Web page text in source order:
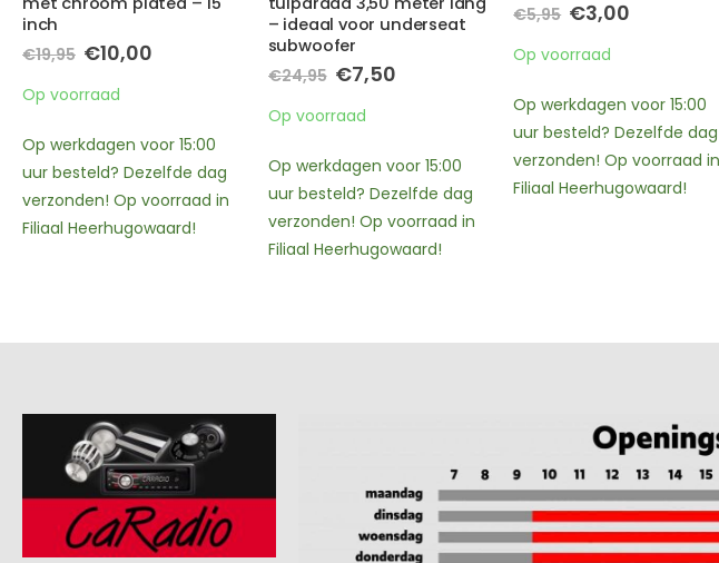
– ideaal voor underseat
subwoofer
prijs
€24,95. €7,50.
Op werkdagen voor 15:00
uur besteld? Dezelfde dag
verzonden! Op voorraad in
€5,95 Oorspronkelijke
prijs
was:
€5,95.
€3,00Huidige
prijs
€3,00.
Op voorraad
Op werkdagen voor 15:00
uur besteld? Dezelfde dag
verzonden! Op voorraad in
Filiaal Heerhugowaard!
Tinned Copper
€3,95 Oorspronkelijke
was:
€3,95.
€2,00
€2,00.
Op voorraad
Op werkdagen voor 15:00
uur besteld? Dezelfde dag
verzonden! Op voorraad in